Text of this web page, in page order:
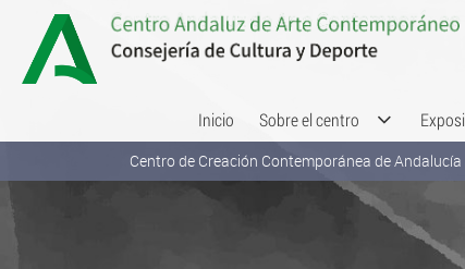
Saltar al contenido
Inicio Sobre el centro
Centro de Creación Contemporánea de Andalucía